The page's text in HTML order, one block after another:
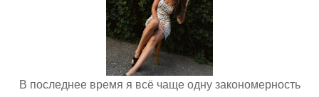
В последнее время я всё чаще одну закономерность